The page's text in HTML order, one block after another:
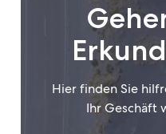
Hier finden Sie
Ihr Geschäft